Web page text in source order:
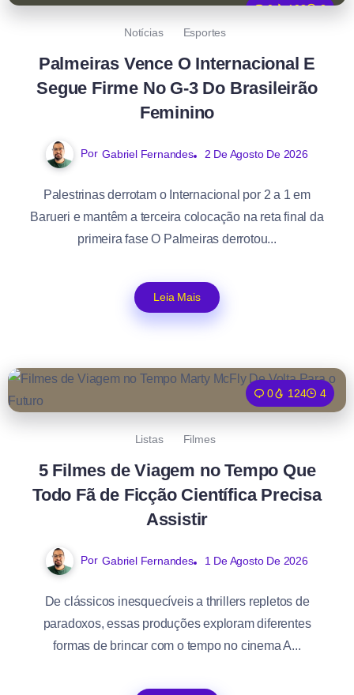
0 108
2
Notícias
Esportes
Palmeiras Vence O Internacional E
Segue Firme No G-3 Do Brasileirão
Feminino
Por Gabriel Fernandes 2 De Agosto De 2026
Palestrinas derrotam o Internacional por 2 a 1 em
Barueri e mantêm a terceira colocação na reta final da
primeira fase O Palmeiras derrotou...
Leia Mais
0 124 4
Listas Filmes
5 Filmes de Viagem no Tempo Que
Todo Fã de Ficção Científica Precisa
Assistir
Por Gabriel Fernandes 1 De Agosto De 2026
De clássicos inesquecíveis a thrillers repletos de
paradoxos, essas produções exploram diferentes
formas de brincar com o tempo no cinema A...